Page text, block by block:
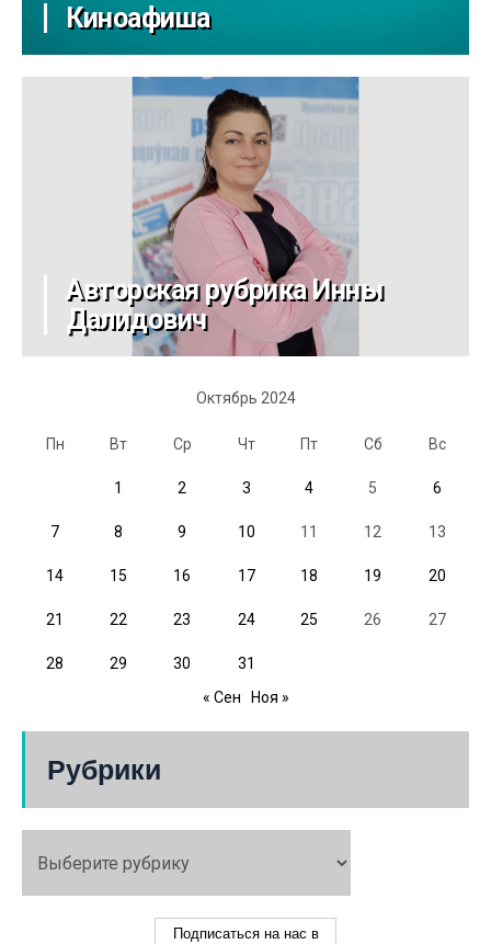
Киноафиша
Авторская рубрика Инны
Далидович
Октябрь 2024
Пн Вт Ср Чт Пт Сб Вс
1 2 3 4 5 6
7 8 9 10 11 12 13
14 15 16 17 18 19 20
21 22 23 24 25 26 27
28 29 30
31
« Сен
Ноя »
Рубрики
Подписаться на нас в